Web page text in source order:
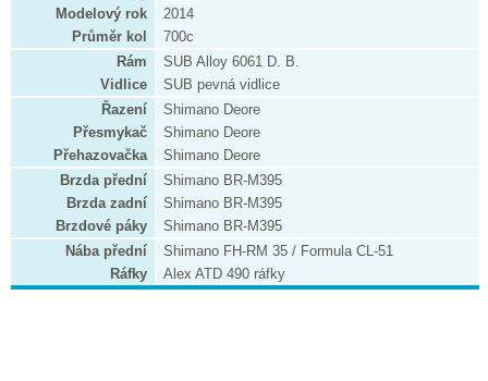
Modelový rok
2014
Průměr kol
700c
Rám
SUB Alloy 6061 D. B.
Vidlice
SUB pevná vidlice
Řazení
Shimano Deore
Přesmykač
Shimano Deore
Přehazovačka
Shimano Deore
Brzda přední
Shimano BR-M395
Brzda zadní
Shimano BR-M395
Brzdové páky
Shimano BR-M395
Nába přední
Shimano FH-RM 35 / Formula CL-51
Ráfky
Alex ATD 490 ráfky